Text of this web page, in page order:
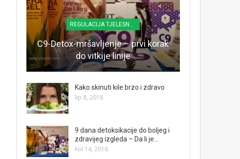
C9-Detox-mršavljenje – prvi korak
do vitkije linije
Kako skinuti kile brzo i zdravo
lip 8, 2018
9 dana detoksikacije do boljeg i
zdravijeg izgleda – Da li je…
kol 14, 2018